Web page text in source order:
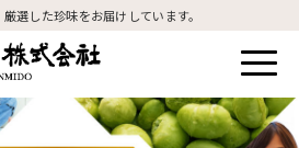
選した珍味をお届けしています。